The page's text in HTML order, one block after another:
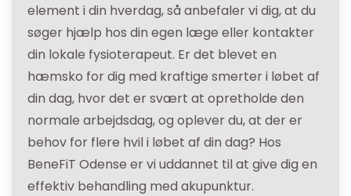
element i din hverdag, så anbefaler vi dig, at du
søger hjælp hos din egen læge eller kontakter
din lokale fysioterapeut. Er det blevet en
hæmsko for dig med kraftige smerter i løbet af
din dag, hvor det er svært at opretholde den
normale arbejdsdag, og oplever du, at der er
behov for flere hvil i løbet af din dag? Hos
BeneFiT Odense er vi uddannet til at give dig en
effektiv behandling med akupunktur.